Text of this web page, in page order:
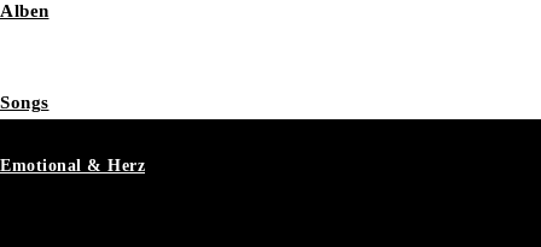
Alben
Songs
Emotional & Herz